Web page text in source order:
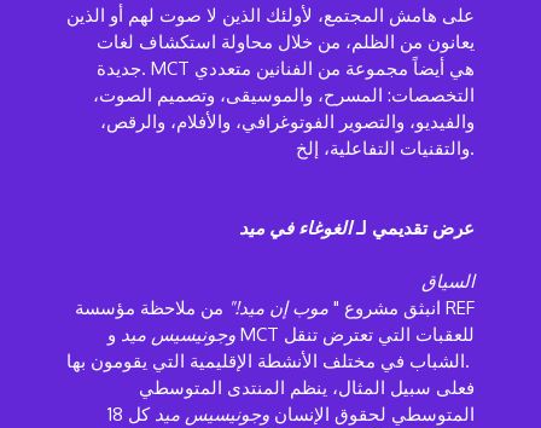
على هامش المجتمع، لأولئك الذين لا صوت لهم أو الذين
يعانون من الظلم، من خلال محاولة استكشاف لغات
جديدة. MCT هي أيضاً مجموعة من الفنانين متعددي
التخصصات: المسرح، والموسيقى، وتصميم الصوت،
والفيديو، والتصوير الفوتوغرافي، والأفلام، والرقص،
والتقنيات التفاعلية، إلخ.
عرض تقديمي لـالغوغاء في ميد
السياق
انبثق مشروع " موب إن ميد!"
من ملاحظة مؤسسة REF
وجونيسيس ميد و MCT للعقبات التي تعترض تنقل
الشباب في مختلف الأنشطة الإقليمية التي يقومون بها.
فعلى سبيل المثال، ينظم المنتدى المتوسطي
المتوسطي لحقوق الإنسان وجونيسيس ميد
كل 18